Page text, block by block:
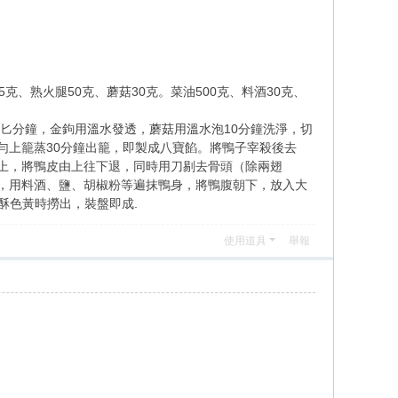
、熟火腿50克、蘑菇30克。菜油500克、料酒30克、
分鐘，金鉤用溫水發透，蘑菇用溫水泡10分鐘洗淨，切
籠蒸30分鐘出籠，即製成八寶餡。將鴨子宰殺後去
將鴨皮由上往下退，同時用刀剔去骨頭（除兩翅
料酒、鹽、胡椒粉等遍抹鴨身，將鴨腹朝下，放入大
色黃時撈出，裝盤即成.
使用道具 舉報